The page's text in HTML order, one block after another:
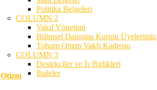
Politika Belgeleri
COLUMN 2
Vakıf Yönetimi
Bilimsel Danışma Kurulu Üyelerimiz
Tohum Otizm Vakfı Kadrosu
COLUMN 3
Destekçiler ve İş Birlikleri
İhaleler
Otizm